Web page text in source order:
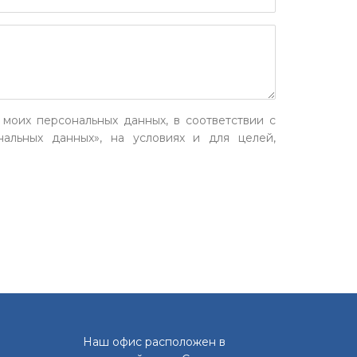
персональных данных, в соответствии с
данных», на условиях и для целей,
Наш офис расположен в